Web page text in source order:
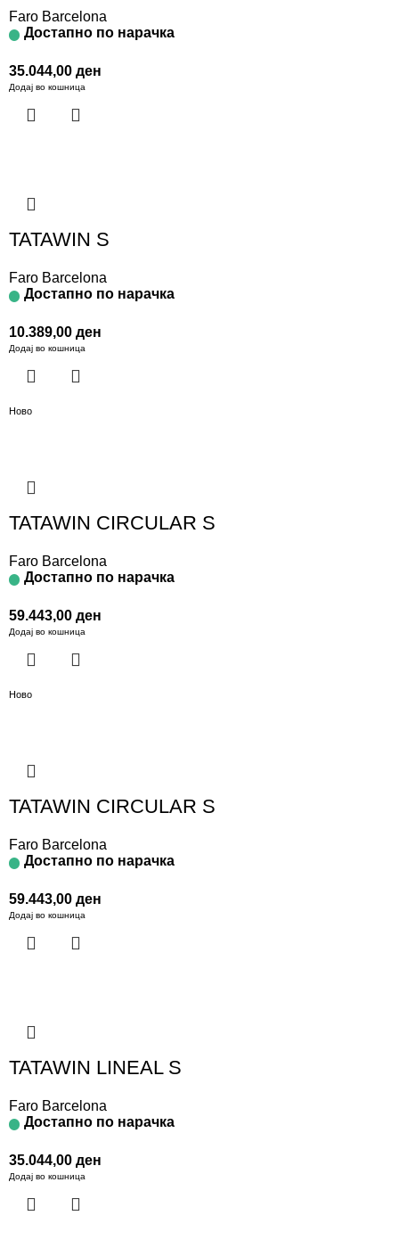
Faro Barcelona
Достапно по нарачка
35.044,00 ден
Додај во кошница
TATAWIN S
Faro Barcelona
Достапно по нарачка
10.389,00 ден
Додај во кошница
Ново
TATAWIN CIRCULAR S
Faro Barcelona
Достапно по нарачка
59.443,00 ден
Додај во кошница
Ново
TATAWIN CIRCULAR S
Faro Barcelona
Достапно по нарачка
59.443,00 ден
Додај во кошница
TATAWIN LINEAL S
Faro Barcelona
Достапно по нарачка
35.044,00 ден
Додај во кошница